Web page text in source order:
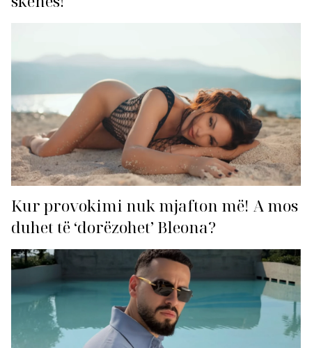
Kur provokimi nuk mjafton më! A mos
duhet të ‘dorëzohet’ Bleona?